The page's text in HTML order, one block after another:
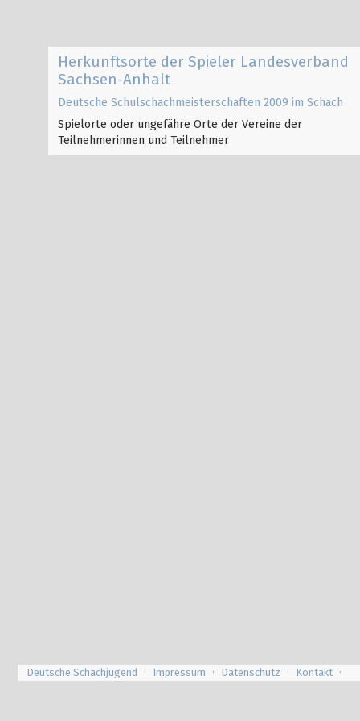
Herkunftsorte der Spieler Landesverband
Sachsen-Anhalt
Deutsche Schulschachmeisterschaften 2009 im Schach
Spielorte oder ungefähre Orte der Vereine der
Teilnehmerinnen und Teilnehmer
Deutsche Schachjugend Impressum Datenschutz Kontakt